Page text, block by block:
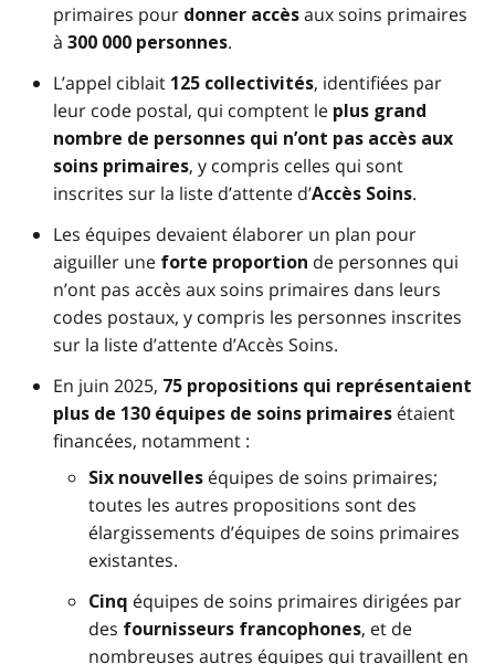
primaires pour donner accès aux soins primaires
à 300 000 personnes.
L’appel ciblait 125 collectivités, identifiées par
leur code postal, qui comptent le plus grand
nombre de personnes qui n’ont pas accès aux
soins primaires, y compris celles qui sont
inscrites sur la liste d’attente d’Accès Soins.
Les équipes devaient élaborer un plan pour
aiguiller une forte proportion de personnes qui
n’ont pas accès aux soins primaires dans leurs
codes postaux, y compris les personnes inscrites
sur la liste d’attente d’Accès Soins.
En juin 2025, 75 propositions qui représentaient
plus de 130 équipes de soins primaires étaient
financées, notamment :
Six nouvelles équipes de soins primaires;
toutes les autres propositions sont des
élargissements d’équipes de soins primaires
existantes.
Cinq équipes de soins primaires dirigées par
des fournisseurs francophones, et de
nombreuses autres équipes qui travaillent en